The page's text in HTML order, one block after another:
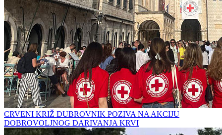
CRVENI KRIŽ DUBROVNIK POZIVA NA AKCIJU
DOBROVOLJNOG DARIVANJA KRVI